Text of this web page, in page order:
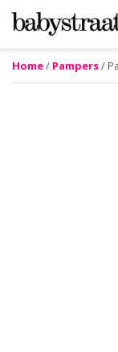
ZWANGER
BABY
LIFESTYLE
CELEBS
ADVIES
WEBSHOPS
GRATIS
WIN
Home/ Pampers/